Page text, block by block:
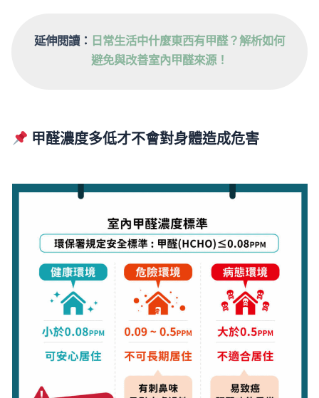
延伸閱讀： 日常生活中什麼東西有甲醛？解析如何
避免與改善室內甲醛來源！
甲醛濃度多低才不會對身體造成危害